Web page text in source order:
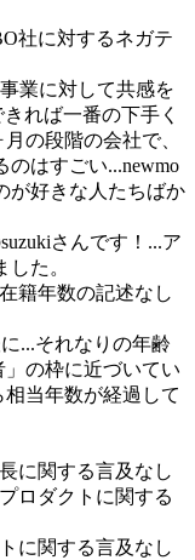
社に対するネガテ
業に対して共感を
れば一番の下手く
の段階の会社で、
はすごい...newmo
が好きな人たちばか
さんです！...ア
た。
籍年数の記述なし
...それなりの年齢
の枠に近づいてい
相当年数が経過して
に関する言及なし
ロダクトに関する
に関する言及なし